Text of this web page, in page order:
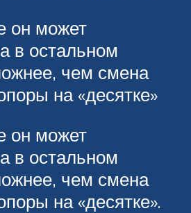
он может
в остальном
чем смена
на «десятке»
он может
в остальном
чем смена
на «десятке».